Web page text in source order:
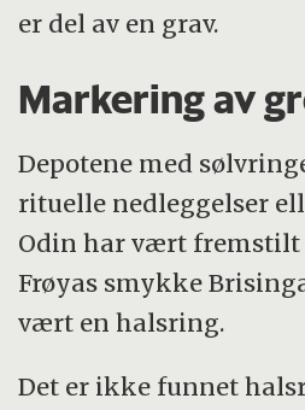
er del av en grav.
Markering av
Depotene med
rituelle nedleggelser
Odin har vært fremstilt
Frøyas smykke
vært en halsring.
Det er ikke funnet